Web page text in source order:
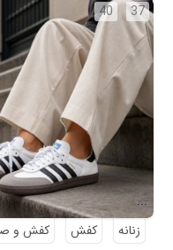
37
40
...
زنانه
کفش
کفش و